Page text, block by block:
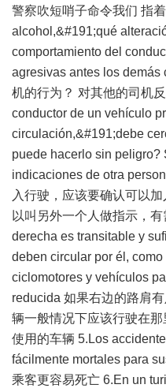
警察吹短哨子命令我们 指
alcohol,&#191;qué
comportamiento del
agresivas antes los demás
机的行为？ 对其他的司机
conductor de un vehículo
circulación,&#191;debe
puede hacerlo sin
indicaciones de otra
入行驶，应该要确认可以
以叫另外一个人做指示，
derecha es transitable y
deben circular por él,
ciclomotores y vehículos
reducida 如果右边的路肩
辆一般情况下应该行驶在
使用的车辆 5.Los
fácilmente mortales para
乘客更容易死亡 6.En un